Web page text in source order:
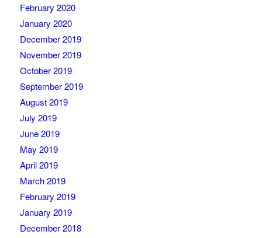
February 2020
January 2020
December 2019
November 2019
October 2019
September 2019
August 2019
July 2019
June 2019
May 2019
April 2019
March 2019
February 2019
January 2019
December 2018